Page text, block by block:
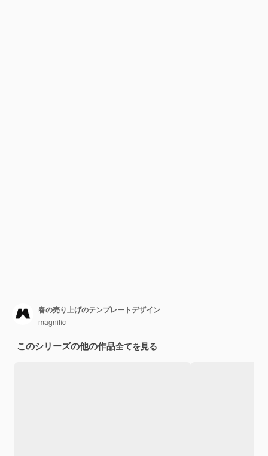
春の売り上げのテンプレートデザイン
magnific
このシリーズの他の作品全てを見る